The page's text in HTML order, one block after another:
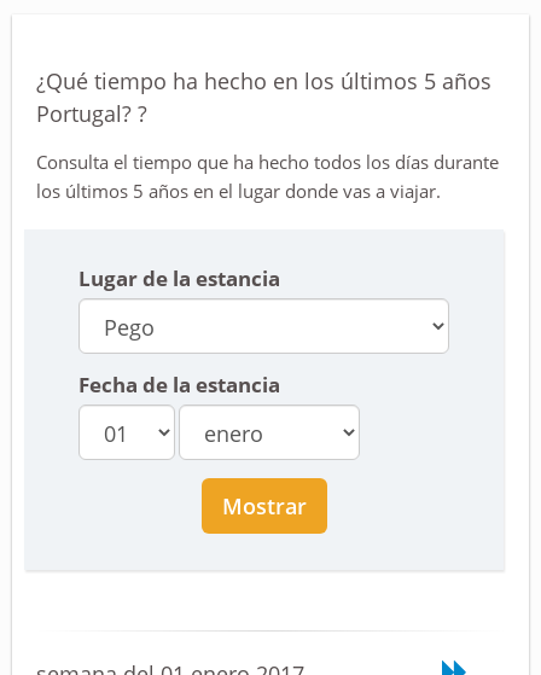
¿Qué tiempo ha hecho en los últimos 5 años
Portugal? ?
Consulta el tiempo que ha hecho todos los días durante
los últimos 5 años en el lugar donde vas a viajar.
Lugar de la estancia
Fecha de la estancia
Mostrar